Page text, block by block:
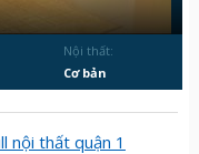
Nội thất:
Cơ bản
nội thất quận 1